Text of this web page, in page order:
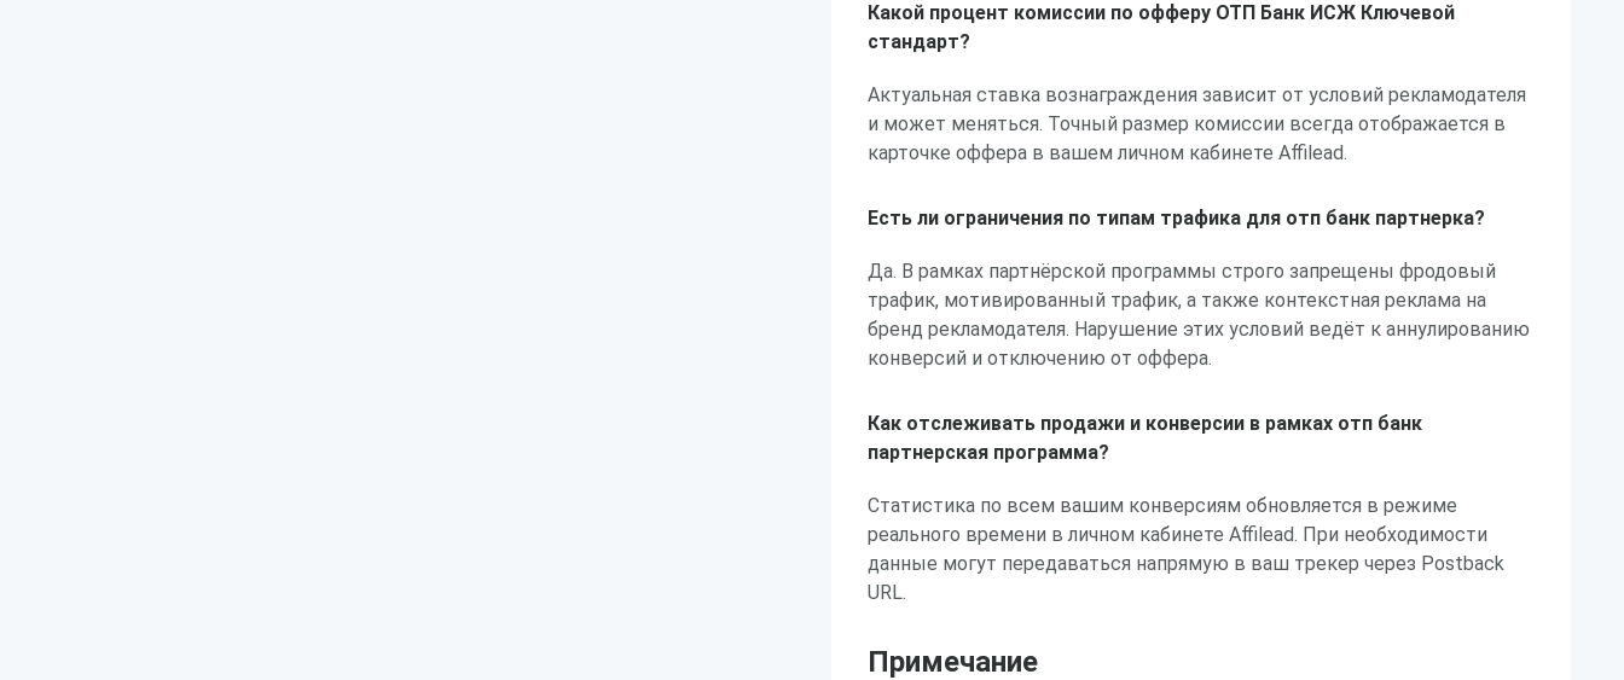
Какой процент комиссии по офферу ОТП Банк ИСЖ Ключевой
стандарт?
Актуальная ставка вознаграждения зависит от условий рекламодателя
и может меняться. Точный размер комиссии всегда отображается в
карточке оффера в вашем личном кабинете Affilead.
Есть ли ограничения по типам трафика для отп банк партнерка?
Да. В рамках партнёрской программы строго запрещены фродовый
трафик, мотивированный трафик, а также контекстная реклама на
бренд рекламодателя. Нарушение этих условий ведёт к аннулированию
конверсий и отключению от оффера.
Как отслеживать продажи и конверсии в рамках отп банк
партнерская программа?
Статистика по всем вашим конверсиям обновляется в режиме
реального времени в личном кабинете Affilead. При необходимости
данные могут передаваться напрямую в ваш трекер через Postback
URL.
Примечание